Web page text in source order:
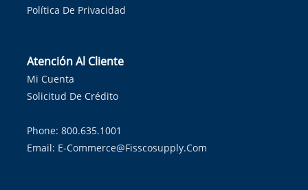
Política De Privacidad
Atención Al Cliente
Mi Cuenta
Solicitud De Crédito
Phone: 800.635.1001
Email: E-Commerce@fisscosupply.com